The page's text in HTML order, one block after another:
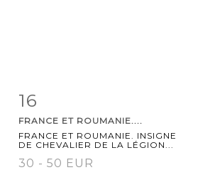
Item detail
16
FRANCE ET ROUMANIE....
FRANCE ET ROUMANIE. INSIGNE
DE CHEVALIER DE LA LÉGION...
30 - 50 EUR